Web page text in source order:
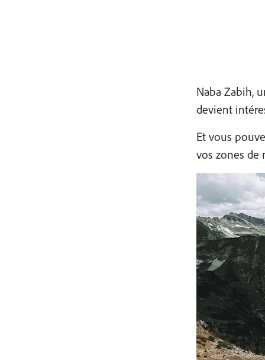
Naba Zabih,
devient
Et vous
vos zones de